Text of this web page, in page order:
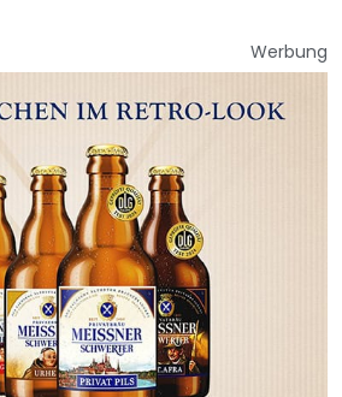
Werbung